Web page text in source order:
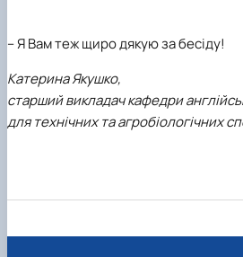
– Я Вам теж щиро дякую за бесіду!
Катерина Якушко,
старший викладач кафедри
для технічних та агробіологічних